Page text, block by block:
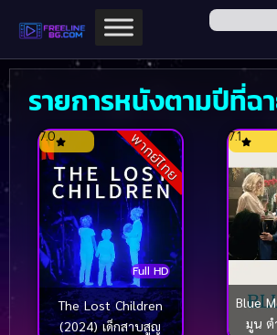
รายการหนังตามปีที่ฉ
พากย์ไทย
Full HD
7.0
The Lost Children
(2024) เด็กสาบสูญ
7.1
Blue
มูน ต